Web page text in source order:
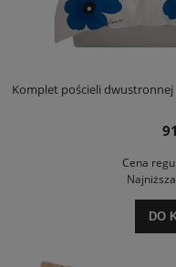
Komplet pościeli dwustronnej
Cena
DO